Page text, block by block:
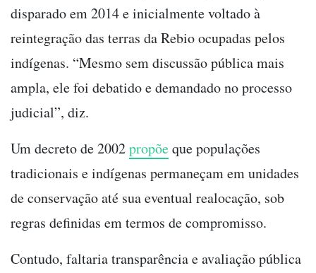
disparado em 2014 e inicialmente voltado à
reintegração das terras da Rebio ocupadas pelos
indígenas. “Mesmo sem discussão pública mais
ampla, ele foi debatido e demandado no processo
judicial”, diz.
Um decreto de 2002propõeque populações
tradicionais e indígenas permaneçam em unidades
de conservação até sua eventual realocação, sob
regras definidas em termos de compromisso.
Contudo, faltaria transparência e avaliação pública